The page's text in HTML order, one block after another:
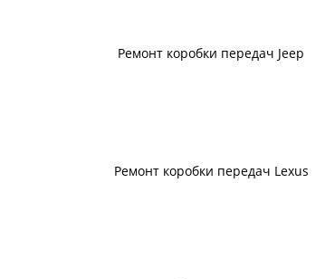
Ремонт коробки передач Jeep
Ремонт коробки передач Lexus